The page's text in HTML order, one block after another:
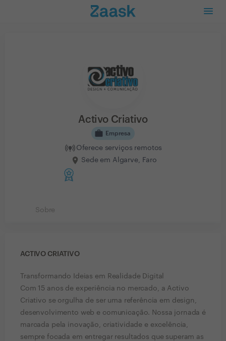
Activo Criativo
work Empresa
Oferece serviços remotos
Sede em Algarve, Faro
Sobre
ACTIVO CRIATIVO
Transformando Ideias em Realidade Digital
Com 15 anos de experiência no mercado, a Activo
Criativo se orgulha de ser uma referência em design,
desenvolvimento web e comunicação. Nossa jornada é
marcada pela inovação, criatividade e excelência,
sempre focada em entregar resultados que superam as